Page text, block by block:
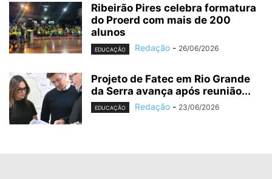
Ribeirão Pires celebra formatura
do Proerd com mais de 200
alunos
EDUCAÇÃO Redação - 26/06/2026
Projeto de Fatec em Rio Grande
da Serra avança após reunião...
EDUCAÇÃO Redação - 23/06/2026